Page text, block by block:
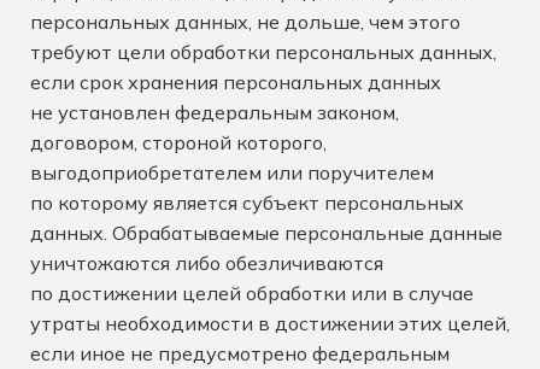
персональных данных, не дольше, чем этого
требуют цели обработки персональных данных,
если срок хранения персональных данных
не установлен федеральным законом,
договором, стороной которого,
выгодоприобретателем или поручителем
по которому является субъект персональных
данных. Обрабатываемые персональные данные
уничтожаются либо обезличиваются
по достижении целей обработки или в случае
утраты необходимости в достижении этих целей,
если иное не предусмотрено федеральным